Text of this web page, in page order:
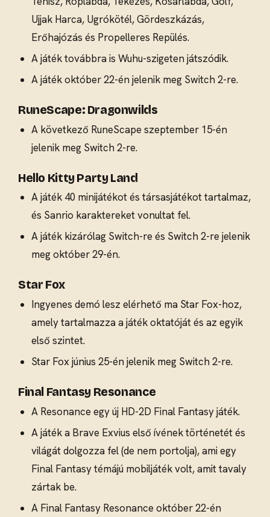
Ujjak Harca, Ugrókötél, Gördeszkázás,
Erőhajózás és Propelleres Repülés.
A játék továbbra is Wuhu-szigeten játszódik.
A játék október 22-én jelenik meg Switch 2-re.
RuneScape: Dragonwilds
A következő RuneScape szeptember 15-én
jelenik meg Switch 2-re.
Hello Kitty Party Land
A játék 40 minijátékot és társasjátékot tartalmaz,
és Sanrio karaktereket vonultat fel.
A játék kizárólag Switch-re és Switch 2-re jelenik
meg október 29-én.
Star Fox
Ingyenes demó lesz elérhető ma Star Fox-hoz,
amely tartalmazza a játék oktatóját és az egyik
első szintet.
Star Fox június 25-én jelenik meg Switch 2-re.
Final Fantasy Resonance
A Resonance egy új HD-2D Final Fantasy játék.
A játék a Brave Exvius első ívének történetét és
világát dolgozza fel (de nem portolja), ami egy
Final Fantasy témájú mobiljáték volt, amit tavaly
zártak be.
A Final Fantasy Resonance október 22-én